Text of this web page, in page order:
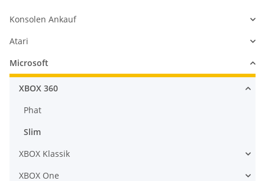
Konsolen Ankauf
Atari
Microsoft
XBOX 360
Phat
Slim
XBOX Klassik
XBOX One